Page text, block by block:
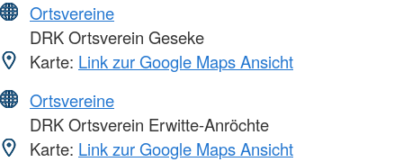
Ortsvereine
DRK Ortsverein Geseke
Karte: Link zur Google Maps Ansicht
Ortsvereine
DRK Ortsverein Erwitte-Anröchte
Karte: Link zur Google Maps Ansicht